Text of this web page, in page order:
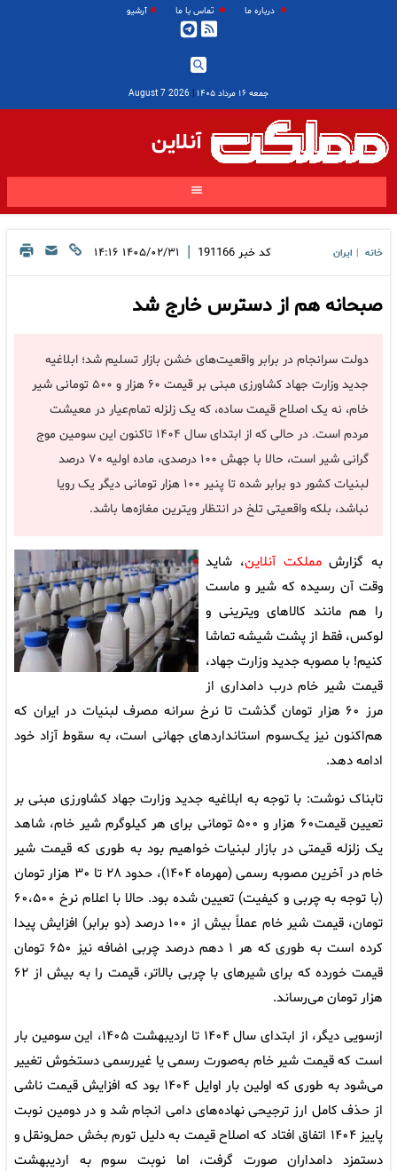
درباره ما تماس با ما آرشیو
جمعه ۱۶ مرداد ۱۴۰۵ |
2026 August 7
آنلاین
خانه ایران کد خبر 191166
| ۱۴۰۵/۰۲/۳۱ ۱۴:۱۶
صبحانه هم از دسترس خارج شد
دولت سرانجام در برابر واقعیت‌های خشن بازار تسلیم شد؛ ابلاغیه
جدید وزارت جهاد کشاورزی مبنی بر قیمت ۶۰ هزار و ۵۰۰ تومانی شیر
خام، نه یک اصلاح قیمت ساده، که یک زلزله تمام‌عیار در معیشت
مردم است. در حالی که از ابتدای سال ۱۴۰۴ تاکنون این سومین موج
گرانی شیر است، حالا با جهش ۱۰۰ درصدی، ماده اولیه ۷۰ درصد
لبنیات کشور دو برابر شده تا پنیر ۱۰۰ هزار تومانی دیگر یک رویا
نباشد، بلکه واقعیتی تلخ در انتظار ویترین مغازه‌ها باشد.
به گزارشمملکت آنلاین، شاید
وقت آن رسیده که شیر و ماست
را هم مانند کالاهای ویترینی و
لوکس، فقط از پشت شیشه تماشا
کنیم! با مصوبه جدید وزارت جهاد،
قیمت شیر خام درب دامداری از
مرز ۶۰ هزار تومان گذشت تا نرخ سرانه مصرف لبنیات در ایران که
هم‌اکنون نیز یک‌سوم استانداردهای جهانی است، به سقوط آزاد خود
ادامه دهد.
تابناک نوشت: با توجه به ابلاغیه جدید وزارت جهاد کشاورزی مبنی بر
تعیین قیمت۶۰ هزار و ۵۰۰ تومانی برای هر کیلوگرم شیر خام، شاهد
یک زلزله قیمتی در بازار لبنیات خواهیم بود به طوری که قیمت شیر
خام در آخرین مصوبه رسمی (مهرماه ۱۴۰۴)، حدود ۲۸ تا ۳۰ هزار تومان
(با توجه به چربی و کیفیت) تعیین شده بود. حالا با اعلام نرخ ۶۰،۵۰۰
تومان، قیمت شیر خام عملاً بیش از ۱۰۰ درصد (دو برابر) افزایش پیدا
کرده است به طوری که هر ۱ دهم درصد چربی اضافه نیز ۶۵۰ تومان
قیمت خورده که برای شیرهای با چربی بالاتر، قیمت را به بیش از ۶۲
هزار تومان می‌رساند.
ازسویی دیگر، از ابتدای سال ۱۴۰۴ تا اردیبهشت ۱۴۰۵، این سومین بار
است که قیمت شیر خام به‌صورت رسمی یا غیررسمی دستخوش تغییر
می‌شود به طوری که اولین بار اوایل ۱۴۰۴ بود که افزایش قیمت ناشی
از حذف کامل ارز ترجیحی نهاده‌های دامی انجام شد و در دومین نوبت
پاییز ۱۴۰۴ اتفاق افتاد که اصلاح قیمت به دلیل تورم بخش حمل‌ونقل و
دستمزد دامداران صورت گرفت، اما نوبت سوم به اردیبهشت